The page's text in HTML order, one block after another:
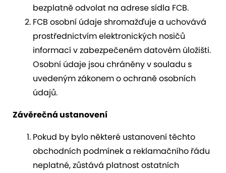
bezplatně odvolat na adrese sídla FCB.
FCB osobní údaje shromažďuje a uchovává
prostřednictvím elektronických nosičů
informací v zabezpečeném datovém úložišti.
Osobní údaje jsou chráněny v souladu s
uvedeným zákonem o ochraně osobních
údajů.
Závěrečná ustanovení
Pokud by bylo některé ustanovení těchto
obchodních podmínek a reklamačního řádu
neplatné, zůstává platnost ostatních